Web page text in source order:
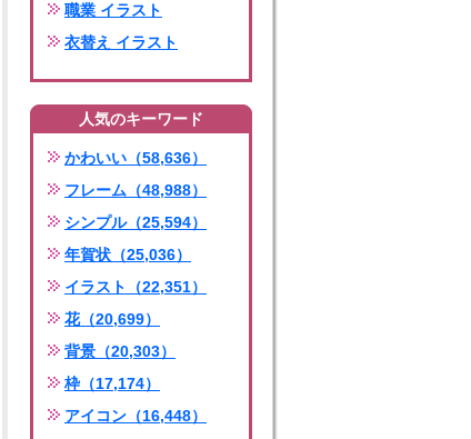
職業 イラスト
衣替え イラスト
人気のキーワード
かわいい（58,636）
フレーム（48,988）
シンプル（25,594）
年賀状（25,036）
イラスト（22,351）
花（20,699）
背景（20,303）
枠（17,174）
アイコン（16,448）